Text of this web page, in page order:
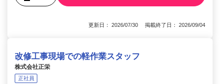
更新日： 2026/07/30 掲載終了日： 2026/09/04
改修工事現場での軽作業スタッフ
株式会社正栄
正社員